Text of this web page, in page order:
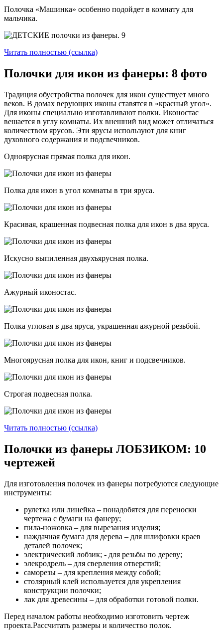
Полочка «Машинка» особенно подойдет в комнату для
мальчика.
Читать полностью (ссылка)
Полочки для икон из фанеры: 8 фото
Традиция обустройства полочек для икон существует много
веков. В домах верующих иконы ставятся в «красный угол».
Для иконы специально изготавливают полки. Иконостас
вешается в углу комнаты. Их внешний вид может отличаться
количеством ярусов. Эти ярусы используют для книг
духовного содержания и подсвечников.
Одноярусная прямая полка для икон.
Полка для икон в угол комнаты в три яруса.
Красивая, крашенная подвесная полка для икон в два яруса.
Искусно выпиленная двухъярусная полка.
Ажурный иконостас.
Полка угловая в два яруса, украшенная ажурной резьбой.
Многоярусная полка для икон, книг и подсвечников.
Строгая подвесная полка.
Читать полностью (ссылка)
Полочки из фанеры ЛОБЗИКОМ: 10
чертежей
Для изготовления полочек из фанеры потребуются следующие
инструменты:
рулетка или линейка – понадобятся для переноски
чертежа с бумаги на фанеру;
пила-ножовка – для вырезания изделия;
наждачная бумага для дерева – для шлифовки краев
деталей полочек;
электрический лобзик; - для резьбы по дереву;
элекродрель – для сверления отверстий;
саморезы – для крепления между собой;
столярный клей используется для укрепления
конструкции полочки;
лак для древесины – для обработки готовой полки.
Перед началом работы необходимо изготовить чертеж
проекта.Рассчитать размеры и количество полок.